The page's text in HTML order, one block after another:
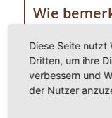
Wie
Blutflecken
braune
ein süßer
Diese Seite nutzt
Dritten, um ihre
verbessern und
der Nutzer